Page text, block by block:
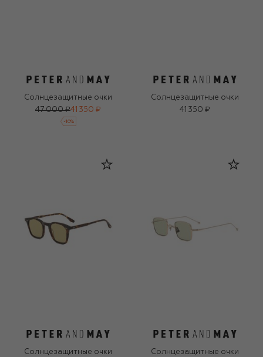
Солнцезащитные очки
47 000 ₽41 350 ₽
-10%
Солнцезащитные очки
41 350 ₽
Солнцезащитные очки
Солнцезащитные очки